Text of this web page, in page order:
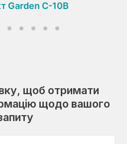
Garden C-10B
щоб отримати
щодо вашого